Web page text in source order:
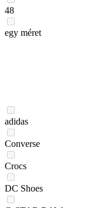
48
egy méret
adidas
Converse
Crocs
DC Shoes